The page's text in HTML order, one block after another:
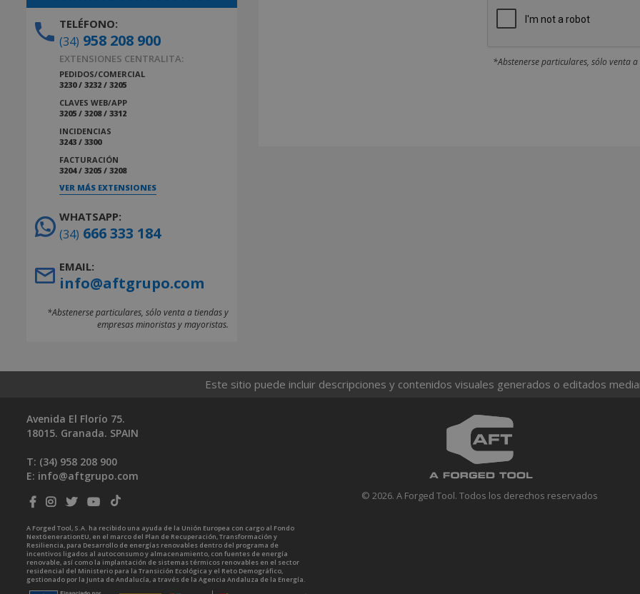
*Abstenerse particulares, sólo venta
TELÉFONO:
(34) 958 208 900
EXTENSIONES CENTRALITA:
PEDIDOS/COMERCIAL
3230 / 3232 / 3205
CLAVES WEB/APP
3205 / 3208 / 3312
INCIDENCIAS
3243 / 3300
FACTURACIÓN
3204 / 3205 / 3208
VER MÁS EXTENSIONES
WHATSAPP:
(34) 666 333 184
EMAIL:
info@aftgrupo.com
*Abstenerse particulares, sólo venta a tiendas y
empresas minoristas y mayoristas.
Este sitio puede incluir descripciones y contenidos visuales generados o editados
© 2026. A Forged Tool. Todos los derechos reservados
Avenida El Florío 75.
18015. Granada. SPAIN
T: (34) 958 208 900
E: info@aftgrupo.com
A Forged Tool, S.A. ha recibido una ayuda de la Unión Europea con cargo al Fondo
NextGenerationEU, en el marco del Plan de Recuperación, Transformación y
Resiliencia, para Desarrollo de energías renovables dentro del programa de
incentivos ligados al autoconsumo y almacenamiento, con fuentes de energía
renovable, así como la implantación de sistemas térmicos renovables en el sector
residencial del Ministerio para la Transición Ecológica y el Reto Demográfico,
gestionado por la Junta de Andalucía, a través de la Agencia Andaluza de la Energía.